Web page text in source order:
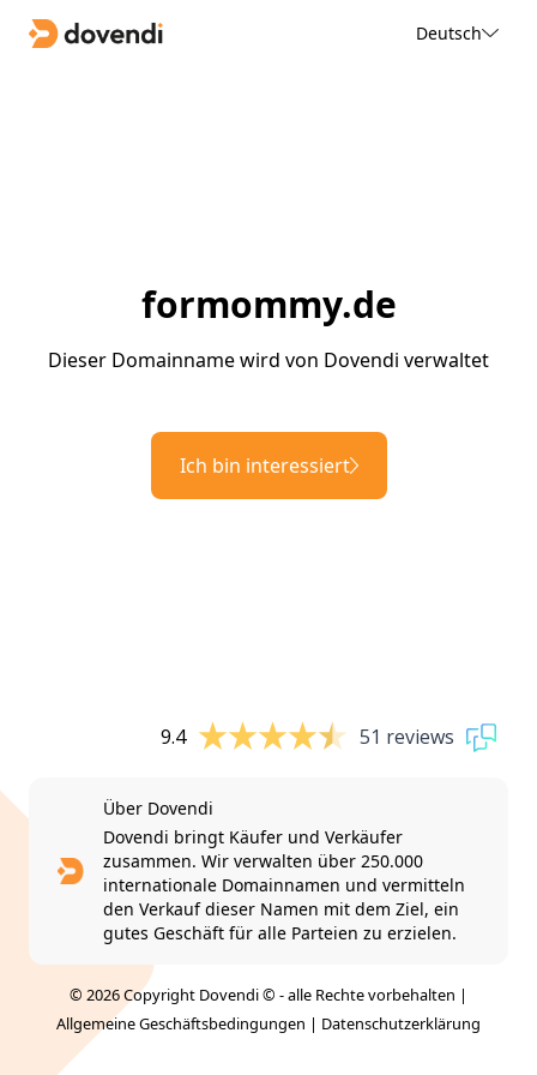
Deutsch
formommy.de
Dieser Domainname wird von Dovendi verwaltet
Ich bin interessiert
9.4 51 reviews
Über Dovendi
Dovendi bringt Käufer und Verkäufer
zusammen. Wir verwalten über 250.000
internationale Domainnamen und vermitteln
den Verkauf dieser Namen mit dem Ziel, ein
gutes Geschäft für alle Parteien zu erzielen.
© 2026 Copyright Dovendi © - alle Rechte vorbehalten |
Allgemeine Geschäftsbedingungen | Datenschutzerklärung